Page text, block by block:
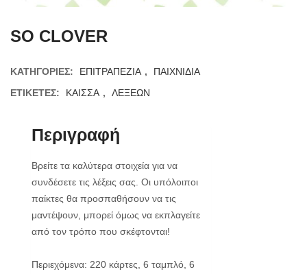
SO CLOVER
ΚΑΤΗΓΟΡΊΕΣ: ΕΠΙΤΡΑΠΕΖΙΑ ,
ΠΑΙΧΝΙΔΙΑ
ΕΤΙΚΈΤΕΣ:
ΚΑΙΣΣΑ , ΛΕΞΕΩΝ
Περιγραφή
Βρείτε τα καλύτερα στοιχεία για να
συνδέσετε τις λέξεις σας. Οι υπόλοιποι
παίκτες θα προσπαθήσουν να τις
μαντέψουν, μπορεί όμως να εκπλαγείτε
από τον τρόπο που σκέφτονται!
Περιεχόμενα: 220 κάρτες, 6 ταμπλό, 6